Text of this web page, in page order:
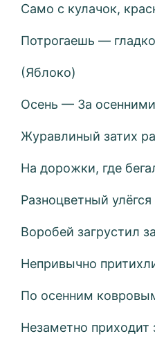
Само с кулачок,
Потрогаешь —
(Яблоко)
Осень — За
Журавлиный затих
На дорожки, где
Разноцветный улёгся
Воробей загрустил
Непривычно
По осенним
Незаметно приходит